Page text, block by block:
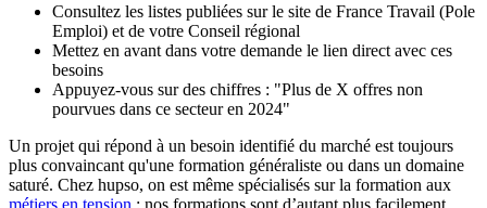
Consultez les listes publiées sur le site de France Travail (Pole
Emploi) et de votre Conseil régional
Mettez en avant dans votre demande le lien direct avec ces
besoins
Appuyez-vous sur des chiffres : "Plus de X offres non
pourvues dans ce secteur en 2024"
Un projet qui répond à un besoin identifié du marché est toujours
plus convaincant qu'une formation généraliste ou dans un domaine
saturé. Chez hupso, on est même spécialisés sur la formation aux
métiers en tension : nos formations sont d’autant plus facilement